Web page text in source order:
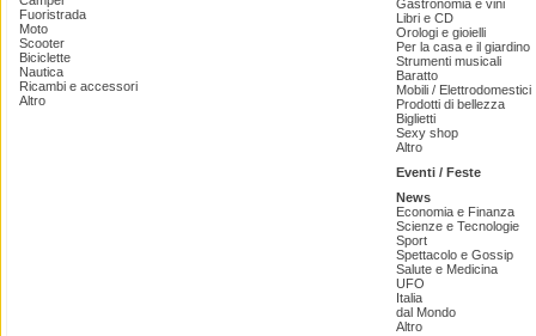
Fuoristrada
Moto
Scooter
Biciclette
Nautica
Ricambi e accessori
Altro
Gastronomia e vini
Libri e CD
Orologi e gioielli
Per la casa e il giardino
Strumenti musicali
Baratto
Mobili / Elettrodomestici
Prodotti di bellezza
Biglietti
Sexy shop
Altro
Eventi / Feste
News
Economia e Finanza
Scienze e Tecnologie
Sport
Spettacolo e Gossip
Salute e Medicina
UFO
Italia
dal Mondo
Altro